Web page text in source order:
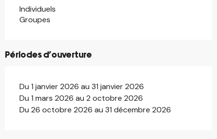
Individuels
Groupes
Périodes d'ouverture
Du 1 janvier 2026 au 31 janvier 2026
Du 1 mars 2026 au 2 octobre 2026
Du 26 octobre 2026 au 31 décembre 2026